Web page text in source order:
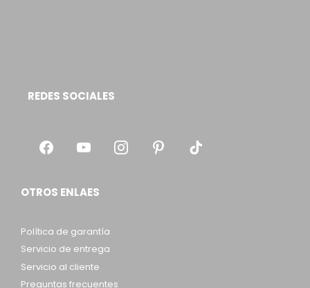
REDES SOCIALES
OTROS ENLAES
Política de garantía
Servicio de entrega
Servicio al cliente
Preguntas frecuentes